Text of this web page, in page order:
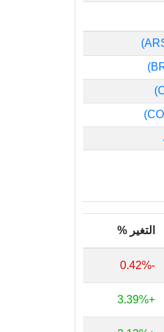
التغير %
-0.42%
+3.39%